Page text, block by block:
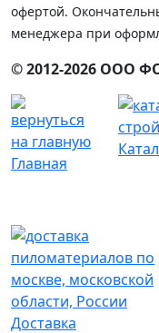
офертой.
менеджера при
© 2012-2026 ООО
Главная
Доставка